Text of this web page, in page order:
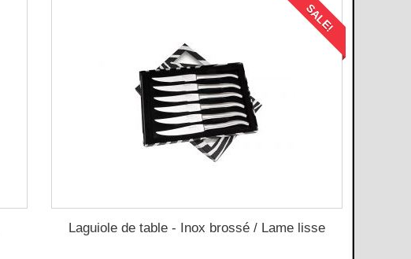
SALE!
Laguiole de table - Inox brossé / Lame lisse